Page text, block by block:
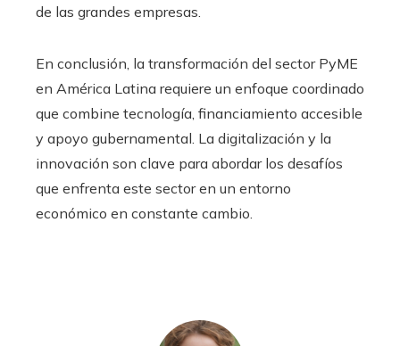
de las grandes empresas.
En conclusión, la transformación del sector PyME
en América Latina requiere un enfoque coordinado
que combine tecnología, financiamiento accesible
y apoyo gubernamental. La digitalización y la
innovación son clave para abordar los desafíos
que enfrenta este sector en un entorno
económico en constante cambio.